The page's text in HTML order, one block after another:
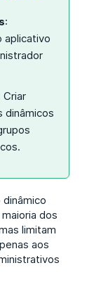
:
aplicativo
Criar
dinâmicos
dos
limitam
aos